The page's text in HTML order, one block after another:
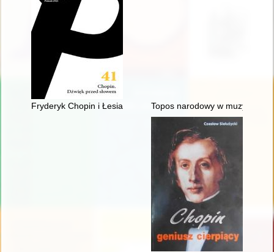
Fryderyk Chopin i Łesia Ukrainka : per meTopos narodowy w muzyce